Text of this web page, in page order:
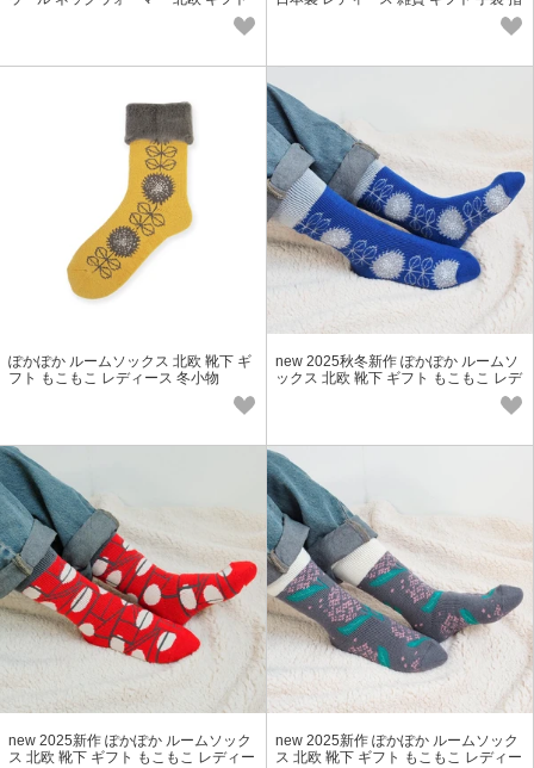
ぽかぽか ルームソックス 北欧 靴下 ギ
フト もこもこ レディース 冬小物
new 2025秋冬新作 ぽかぽか ルームソ
ックス 北欧 靴下 ギフト もこもこ レデ
new 2025新作 ぽかぽか ルームソック
ス 北欧 靴下 ギフト もこもこ レディー
new 2025新作 ぽかぽか ルームソック
ス 北欧 靴下 ギフト もこもこ レディー